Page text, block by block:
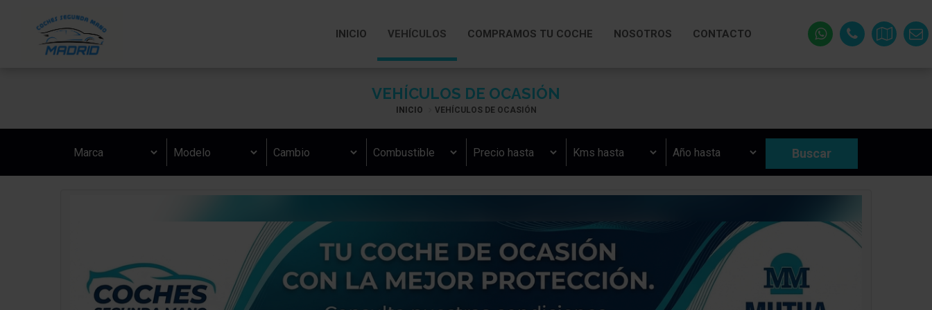
INICIO VEHÍCULOS COMPRAMOS TU COCHE NOSOTROS CONTACTO
VEHÍCULOS DE OCASIÓN
INICIO VEHÍCULOS DE OCASIÓN